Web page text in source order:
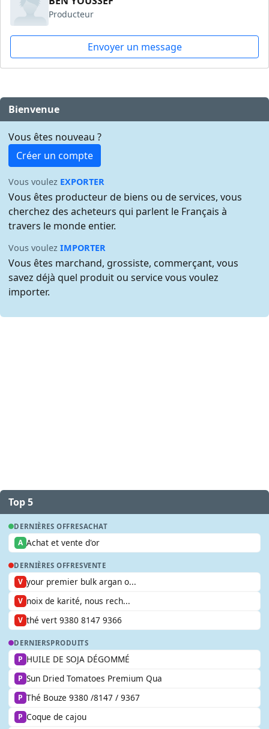
Producteur
Envoyer un message
Bienvenue
Vous êtes nouveau ?
Créer un compte
Vous voulez EXPORTER
Vous êtes producteur de biens ou de services, vous
cherchez des acheteurs qui parlent le Français à
travers le monde entier.
Vous voulezIMPORTER
Vous êtes marchand, grossiste, commerçant, vous
savez déjà quel produit ou service vous voulez
importer.
Top 5
DERNIÈRES OFFRESACHAT
A Achat et vente d'or
DERNIÈRES OFFRESVENTE
V your premier bulk argan o...
V noix de karité, nous rech...
V thé vert 9380 8147 9366
DERNIERSPRODUITS
P HUILE DE SOJA DÉGOMMÉ
P Sun Dried Tomatoes Premium Qua
P Thé Bouze 9380 /8147 / 9367
P Coque de cajou